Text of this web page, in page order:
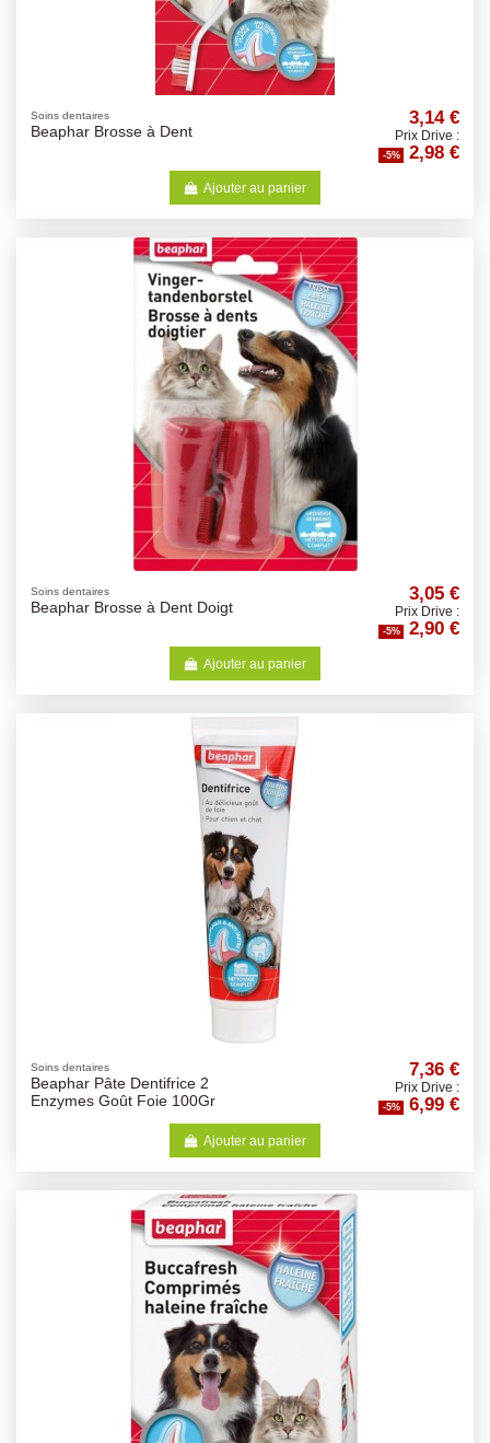
Soins dentaires
Beaphar Brosse à Dent
3,14 €
Prix Drive :
-5% 2,98 €
Ajouter au panier
Soins dentaires
Beaphar Brosse à Dent Doigt
3,05 €
Prix Drive :
-5% 2,90 €
Ajouter au panier
Soins dentaires
Beaphar Pâte Dentifrice 2
Enzymes Goût Foie 100Gr
7,36 €
Prix Drive :
-5% 6,99 €
Ajouter au panier